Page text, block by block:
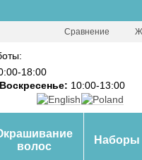
Сравнение
18:00
10:00-13:00
волос
Наборы